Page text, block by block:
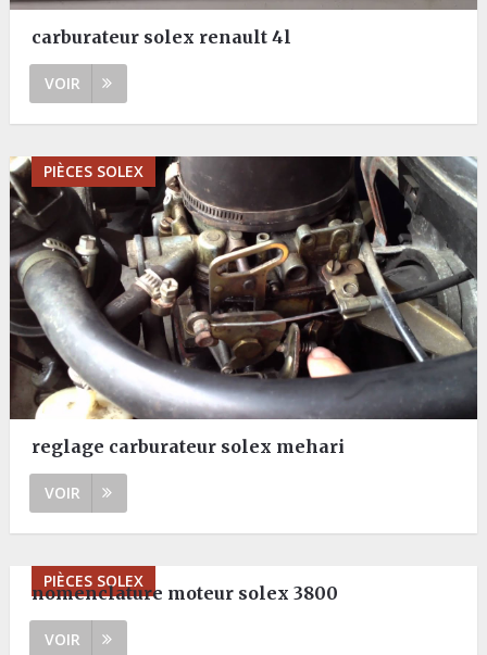
carburateur solex renault 4l
VOIR
PIÈCES SOLEX
reglage carburateur solex mehari
VOIR
PIÈCES SOLEX
nomenclature moteur solex 3800
VOIR